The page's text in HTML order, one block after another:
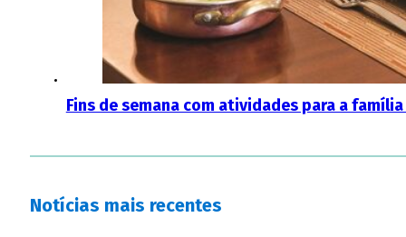
Fins de semana com atividades para a
Notícias mais recentes